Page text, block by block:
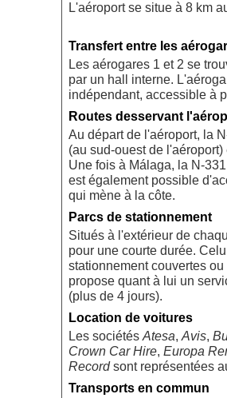
L'aéroport se situe à 8 km
Transfert entre les
Les aérogares 1 et 2 se
par un hall interne.
indépendant, accessible à
Routes desservant
Au départ de l'aéroport, la
(au sud-ouest de
Une fois à Málaga, la N-
est également possible
qui mène à la côte.
Parcs de stationnement
Situés à l'extérieur de
pour une courte durée.
stationnement couvertes
propose quant à lui un
(plus de 4 jours).
Location de voitures
Les sociétés Atesa, Avis,
Crown Car Hire, Europa
Recordsont représentées
Transports en commun